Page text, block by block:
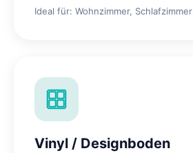
Ideal für: Wohnzimmer, Schlafzimmer
Vinyl / Designboden